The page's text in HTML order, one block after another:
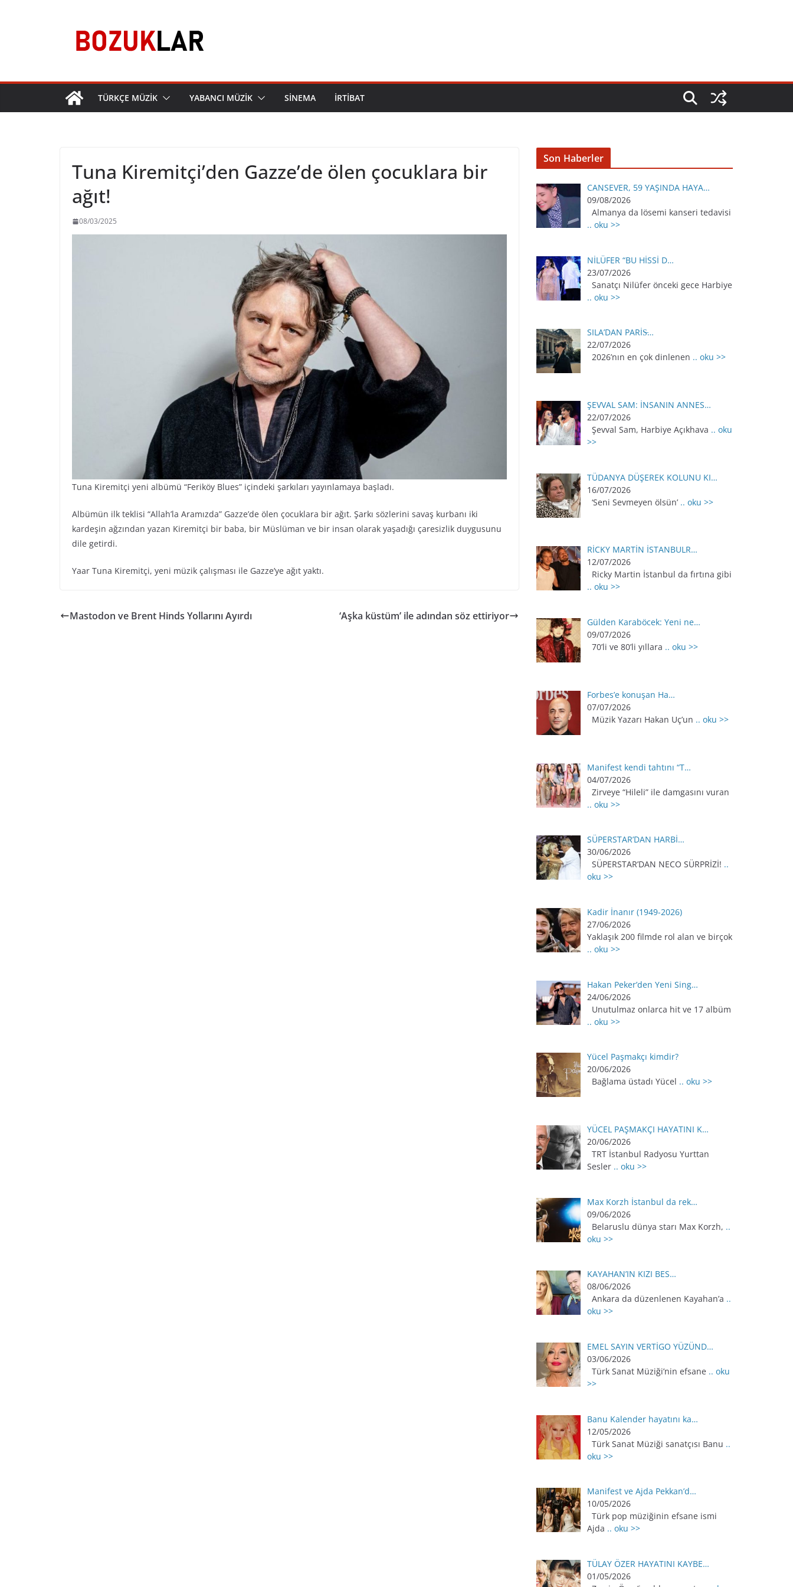
TÜRKÇE MÜZİK YABANCI MÜZİK SİNEMA İRTİBAT
Tuna Kiremitçi’den Gazze’de ölen çocuklara bir
ağıt!
08/03/2025
Tuna Kiremitçi yeni albümü “Feriköy Blues” içindeki şarkıları yayınlamaya başladı.
Albümün ilk teklisi “Allah’la Aramızda” Gazze’de ölen çocuklara bir ağıt. Şarkı sözlerini savaş kurbanı iki
kardeşin ağzından yazan Kiremitçi bir baba, bir Müslüman ve bir insan olarak yaşadığı çaresizlik duygusunu
dile getirdi.
Yaar Tuna Kiremitçi, yeni müzik çalışması ile Gazze’ye ağıt yaktı.
Mastodon ve Brent Hinds Yollarını Ayırdı ‘Aşka küstüm’ ile adından söz ettiriyor
Son Haberler
CANSEVER, 59 YAŞINDA HAYA…
09/08/2026
Almanya da lösemi kanseri tedavisi
.. oku >>
NİLÜFER “BU HİSSİ D…
23/07/2026
Sanatçı Nilüfer önceki gece Harbiye
.. oku >>
SILA’DAN PARİS̵…
22/07/2026
2026’nın en çok dinlenen .. oku >>
ŞEVVAL SAM: İNSANIN ANNES…
22/07/2026
Şevval Sam, Harbiye Açıkhava .. oku
>>
TÜDANYA DÜŞEREK KOLUNU KI…
16/07/2026
‘Seni Sevmeyen ölsün’ .. oku >>
RİCKY MARTİN İSTANBULR…
12/07/2026
Ricky Martin İstanbul da fırtına gibi
.. oku >>
Gülden Karaböcek: Yeni ne…
09/07/2026
70’li ve 80’li yıllara .. oku >>
Forbes’e konuşan Ha…
07/07/2026
Müzik Yazarı Hakan Uç’un .. oku >>
Manifest kendi tahtını “T…
04/07/2026
Zirveye “Hileli” ile damgasını vuran
.. oku >>
SÜPERSTAR’DAN HARBİ…
30/06/2026
SÜPERSTAR’DAN NECO SÜRPRİZİ! ..
oku >>
Kadir İnanır (1949-2026)
27/06/2026
Yaklaşık 200 filmde rol alan ve birçok
.. oku >>
Hakan Peker’den Yeni Sing…
24/06/2026
Unutulmaz onlarca hit ve 17 albüm
.. oku >>
Yücel Paşmakçı kimdir?
20/06/2026
Bağlama üstadı Yücel .. oku >>
YÜCEL PAŞMAKÇI HAYATINI K…
20/06/2026
TRT İstanbul Radyosu Yurttan
Sesler .. oku >>
Max Korzh İstanbul da rek…
09/06/2026
Belaruslu dünya starı Max Korzh, ..
oku >>
KAYAHAN’IN KIZI BES…
08/06/2026
Ankara da düzenlenen Kayahan’a ..
oku >>
EMEL SAYIN VERTİGO YÜZÜND…
03/06/2026
Türk Sanat Müziği’nin efsane .. oku
>>
Banu Kalender hayatını ka…
12/05/2026
Türk Sanat Müziği sanatçısı Banu ..
oku >>
Manifest ve Ajda Pekkan’d…
10/05/2026
Türk pop müziğinin efsane ismi
Ajda .. oku >>
TÜLAY ÖZER HAYATINI KAYBE…
01/05/2026